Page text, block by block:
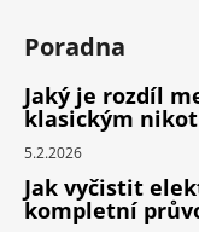
Poradna
Jaký je rozdíl
klasickým
5.2.2026
Jak vyčistit
kompletní